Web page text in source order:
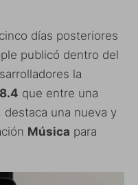
días posteriores
publicó dentro del
la
que entre una
una nueva y
Música para